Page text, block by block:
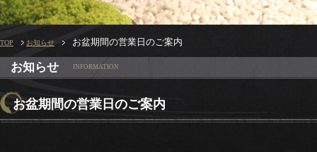
TOP お知らせ お盆期間の営業日のご案内
お知らせ INFORMATION
お盆期間の営業日のご案内